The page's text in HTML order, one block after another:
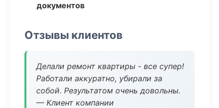
документов
Отзывы клиентов
Делали ремонт квартиры - все супер!
Работали аккуратно, убирали за
собой. Результатом очень довольны.
— Клиент компании